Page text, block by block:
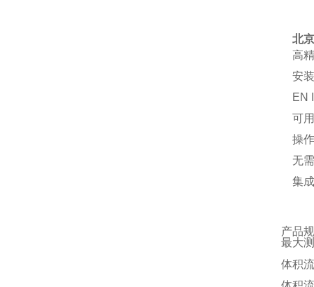
北
高
安
EN
可
操
无
集
产品
最大
体积